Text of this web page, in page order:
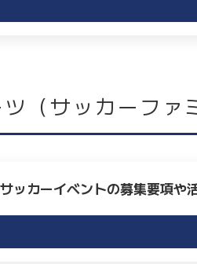
（サッカーファ
ッカーイベントの募集要項や